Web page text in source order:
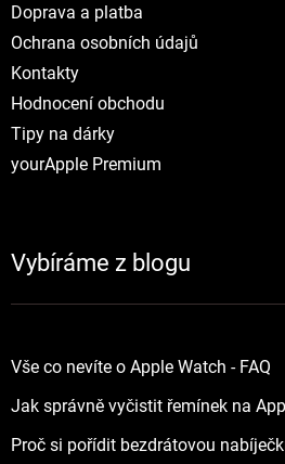
Doprava a platba
Ochrana osobních údajů
Kontakty
Hodnocení obchodu
Tipy na dárky
yourApple Premium
Vybíráme z blogu
Vše co nevíte o Apple Watch - FAQ
Jak správně vyčistit řemínek na
Proč si pořídit bezdrátovou